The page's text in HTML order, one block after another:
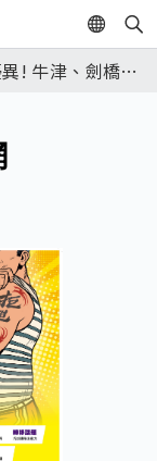
EN
理工學院，本校
! 牛津、劍橋首
4科60級分9人
理工學院，本校